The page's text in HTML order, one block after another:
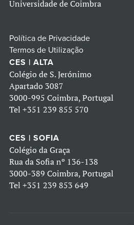
Universidade de Coimbra
Política de Privacidade
Termos de Utilização
CES | ALTA
Colégio de S. Jerónimo
Apartado 3087
3000-995 Coimbra, Portugal
Tel +351 239 855 570
CES | SOFIA
Colégio da Graça
Rua da Sofia nº 136-138
3000-389 Coimbra, Portugal
Tel +351 239 853 649